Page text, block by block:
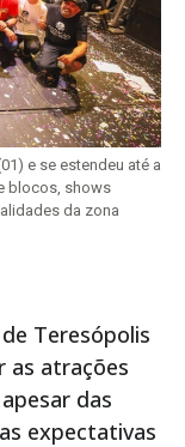
e se estendeu até a
blocos, shows
da zona
Teresópolis
as atrações
das
expectativas